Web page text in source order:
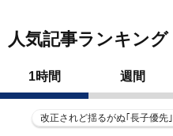
人気記事ランキング
1時間 週間
改正されど揺るがぬ｢長子優先｣